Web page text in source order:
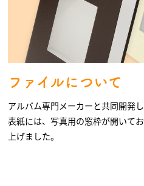
ファイルについて
アルバム専門メーカーと共同開発
表紙には、写真用の窓枠が開いて
上げました。